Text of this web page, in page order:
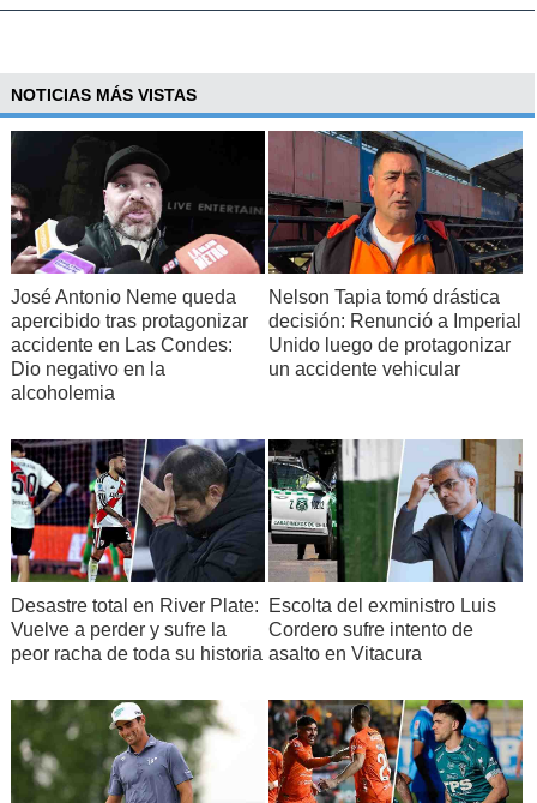
NOTICIAS MÁS VISTAS
José Antonio Neme queda
apercibido tras protagonizar
accidente en Las Condes:
Dio negativo en la
alcoholemia
Nelson Tapia tomó drástica
decisión: Renunció a Imperial
Unido luego de protagonizar
un accidente vehicular
Desastre total en River Plate:
Vuelve a perder y sufre la
peor racha de toda su historia
Escolta del exministro Luis
Cordero sufre intento de
asalto en Vitacura